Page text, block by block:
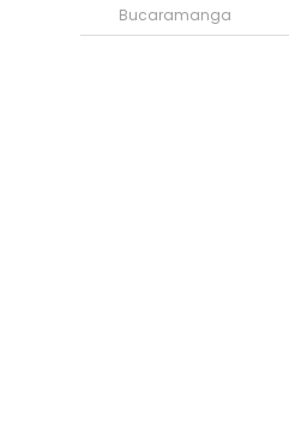
Bucaramanga